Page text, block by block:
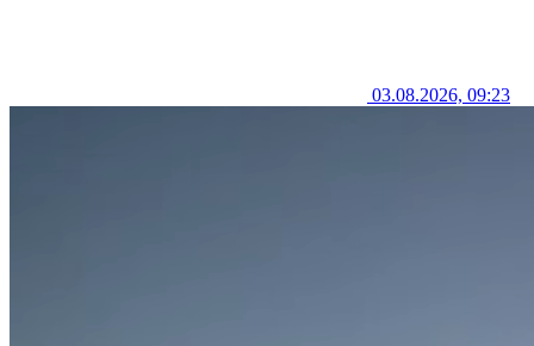
03.08.2026, 09:23